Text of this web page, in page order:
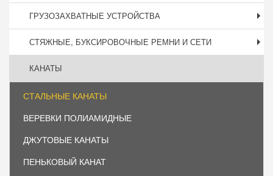
ГРУЗОЗАХВАТНЫЕ УСТРОЙСТВА
СТЯЖНЫЕ, БУКСИРОВОЧНЫЕ РЕМНИ И СЕТИ
КАНАТЫ
СТАЛЬНЫЕ КАНАТЫ
ВЕРЕВКИ ПОЛИАМИДНЫЕ
ДЖУТОВЫЕ КАНАТЫ
ПЕНЬКОВЫЙ КАНАТ